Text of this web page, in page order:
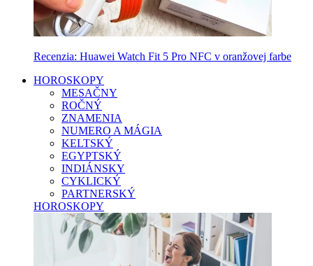
Recenzia: Huawei Watch Fit 5 Pro NFC v oranžovej farbe
HOROSKOPY
MESAČNY
ROČNÝ
ZNAMENIA
NUMERO A MÁGIA
KELTSKÝ
EGYPTSKÝ
INDIÁNSKY
CYKLICKÝ
PARTNERSKÝ
HOROSKOPY